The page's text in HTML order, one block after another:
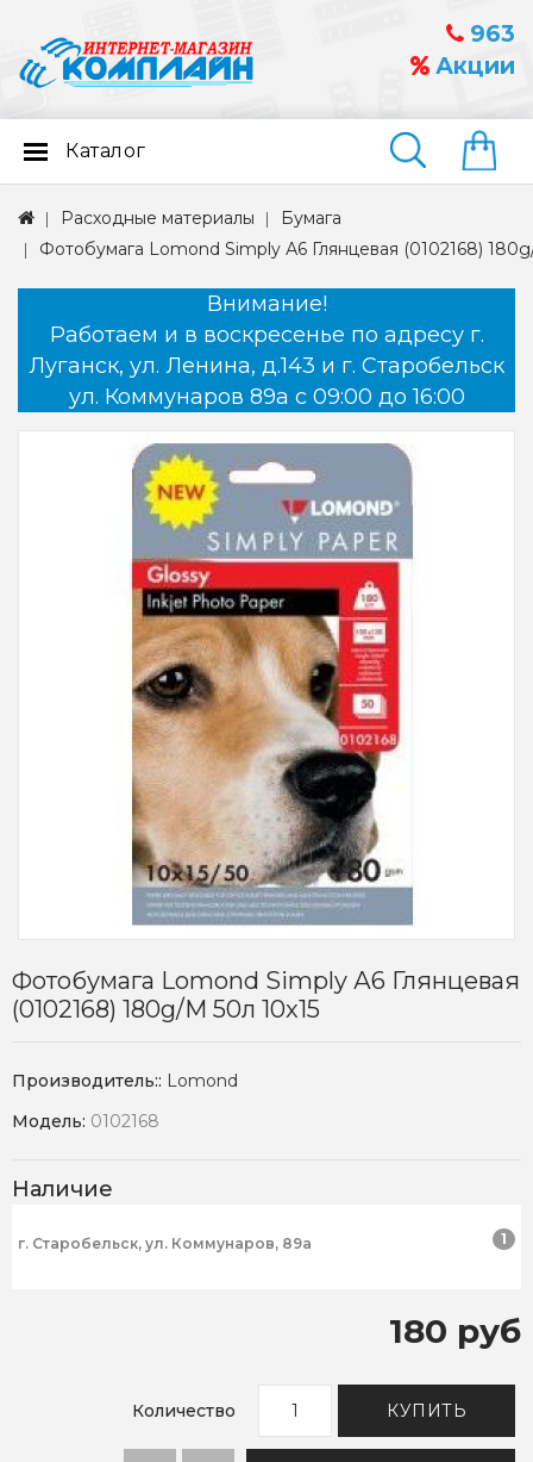
963
Акции
Найти
Каталог
Расходные материалы
Бумага
Фотобумага Lomond Simply А6 Глянцевая (0102168)
Внимание!
Работаем и в воскресенье по адресу г.
Луганск, ул. Ленина, д.143 и г. Старобельск
ул. Коммунаров 89а с 09:00 до 16:00
Фотобумага Lomond Simply А6 Глянцевая
(0102168) 180g/m 50л 10x15
Производитель:: Lomond
Модель: 0102168
Наличие
г. Старобельск, ул. Коммунаров, 89а 1
180 руб
Количество КУПИТЬ